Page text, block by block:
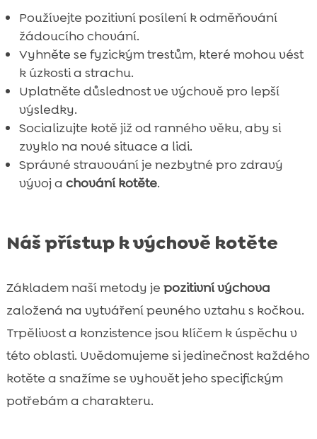
Osvojování hygienických návyků
 CricksyCat v praxi
 Socializace kotěte se staršími kočkami
 Přínos hypoalergenní stravy, Bill mokré
krmivo
 Závěr
FAQ
Používejte pozitivní posílení k odměňování
žádoucího chování.
Vyhněte se fyzickým trestům, které mohou vést
k úzkosti a strachu.
Uplatněte důslednost ve výchově pro lepší
výsledky.
Socializujte kotě již od ranného věku, aby si
zvyklo na nové situace a lidi.
Správné stravování je nezbytné pro zdravý
vývoj a chování kotěte.
Náš přístup k výchově kotěte
Základem naší metody je pozitivní výchova
založená na vytváření pevného vztahu s kočkou.
Trpělivost a konzistence jsou klíčem k úspěchu v
této oblasti. Uvědomujeme si jedinečnost každého
kotěte a snažíme se vyhovět jeho specifickým
potřebám a charakteru.